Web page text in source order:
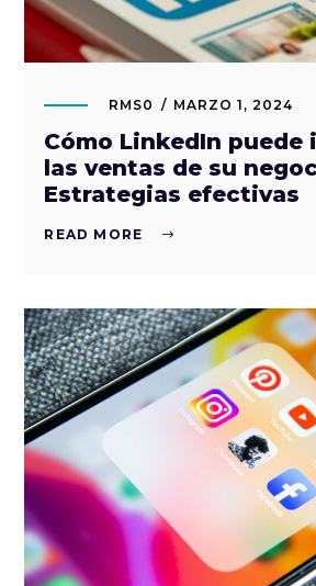
RMS0 MARZO 1, 2024
Cómo LinkedIn puede
las ventas de su
Estrategias efectivas
READ MORE